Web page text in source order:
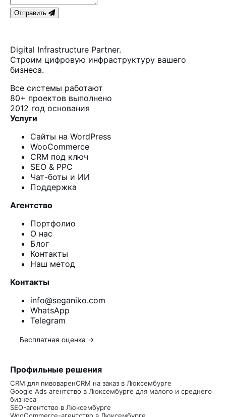
Отправить
Digital Infrastructure Partner.
Строим цифровую инфраструктуру вашего
бизнеса.
Все системы работают
80+ проектов выполнено
2012 год основания
Услуги
Сайты на WordPress
WooCommerce
CRM под ключ
SEO & PPC
Чат-боты и ИИ
Поддержка
Агентство
Портфолио
О нас
Блог
Контакты
Наш метод
Контакты
info@seganiko.com
WhatsApp
Telegram
Бесплатная оценка →
Профильные решения
CRM для пивоваренCRM на заказ в Люксембурге
Google Ads агентство в Люксембурге для малого и среднего
бизнеса
SEO-агентство в Люксембурге